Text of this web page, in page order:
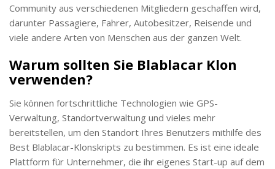
Community aus verschiedenen Mitgliedern geschaffen wird,
darunter Passagiere, Fahrer, Autobesitzer, Reisende und
viele andere Arten von Menschen aus der ganzen Welt.
Warum sollten Sie Blablacar Klon
verwenden?
Sie können fortschrittliche Technologien wie GPS-
Verwaltung, Standortverwaltung und vieles mehr
bereitstellen, um den Standort Ihres Benutzers mithilfe des
Best Blablacar-Klonskripts zu bestimmen. Es ist eine ideale
Plattform für Unternehmer, die ihr eigenes Start-up auf dem